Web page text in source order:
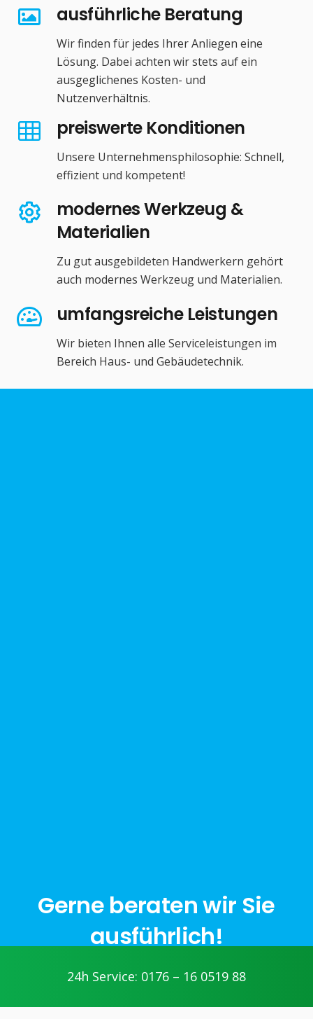
ausführliche Beratung
Wir finden für jedes Ihrer Anliegen eine
Lösung. Dabei achten wir stets auf ein
ausgeglichenes Kosten- und
Nutzenverhältnis.
preiswerte Konditionen
Unsere Unternehmensphilosophie: Schnell,
effizient und kompetent!
modernes Werkzeug &
Materialien
Zu gut ausgebildeten Handwerkern gehört
auch modernes Werkzeug und Materialien.
umfangsreiche Leistungen
Wir bieten Ihnen alle Serviceleistungen im
Bereich Haus- und Gebäudetechnik.
Gerne beraten wir Sie
ausführlich!
24h Service: 0176 – 16 0519 88